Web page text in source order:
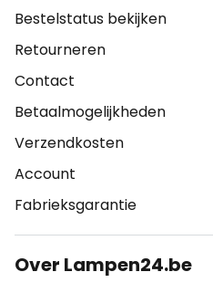
Bestelstatus bekijken
Retourneren
Contact
Betaalmogelijkheden
Verzendkosten
Account
Fabrieksgarantie
Over Lampen24.be